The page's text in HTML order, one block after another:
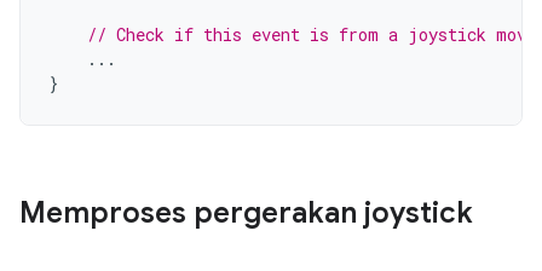
// Check if this event is from a joystick
...
}
Memproses pergerakan joystick